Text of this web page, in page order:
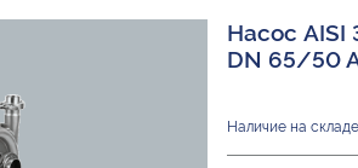
Насос AISI
DN 65/50
Наличие на